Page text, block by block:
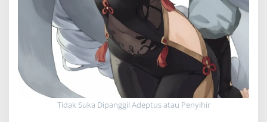
Tidak Suka Dipanggil Adeptus atau Penyihir